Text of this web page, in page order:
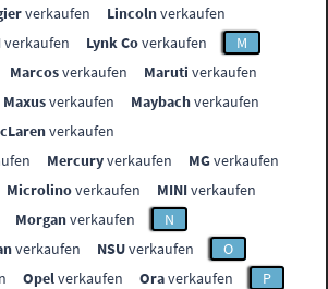
verkaufen Lincolnverkaufen
verkaufen Lynk Coverkaufen
M
Marcosverkaufen Maruti verkaufen
Maxusverkaufen Maybachverkaufen
verkaufen
Mercuryverkaufen MGverkaufen
Microlinoverkaufen MINIverkaufen
Morganverkaufen
N
verkaufen NSUverkaufen
O
Opelverkaufen Oraverkaufen
P